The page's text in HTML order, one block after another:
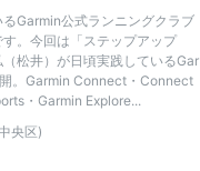
Garmin公式ランニングクラブ
。今回は「ステップアップ
松井）が日頃実践しているGar
。Garmin Connect・Connect
・Garmin Explore...
央区)